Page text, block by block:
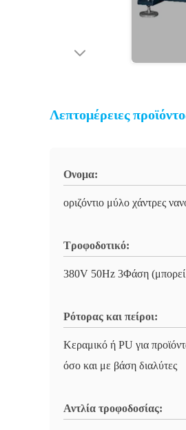
Λεπτομέρειες
Ονομα:
οριζόντιο μύλο χάντρες
Τροφοδοτικό:
380V 50Hz 3Φάση (μπορεί
Ρότορας και πείροι:
Κεραμικό ή PU για
όσο και με βάση διαλύτες
Αντλία τροφοδοσίας: